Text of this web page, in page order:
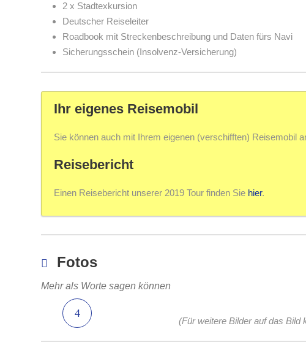
2 x Stadtexkursion
Deutscher Reiseleiter
Roadbook mit Streckenbeschreibung und Daten fürs Navi
Sicherungsschein (Insolvenz-Versicherung)
Ihr eigenes Reisemobil
Sie können auch mit Ihrem eigenen (verschifften) Reisemobil
Reisebericht
Einen Reisebericht unserer 2019 Tour finden Sie hier.
Fotos
Mehr als Worte sagen können
(Für weitere Bilder auf das Bild